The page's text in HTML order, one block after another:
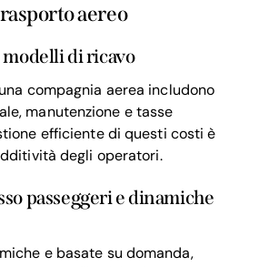
aereo
di ricavo
compagnia aerea includono
manutenzione e tasse
efficiente di questi costi è
degli operatori.
passeggeri e dinamiche
e basate su domanda,